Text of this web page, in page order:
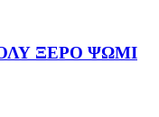
ΞΕΡΟ ΨΩΜΙ